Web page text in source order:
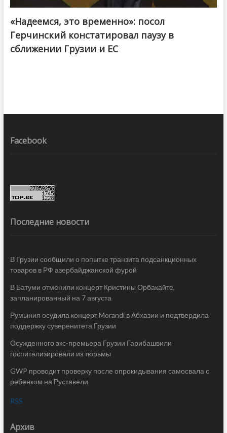
«Надеемся, это временно»: посол
Герчинский констатировал паузу в
сближении Грузии и ЕС
Facebook
Последние новости
В Грузии сообщили о попытке транзита подсанкционных
товаров в РФ азербайджанской фурой
В Батуми отменили концерт Кристины Орбакайте,
запланированный на 7 августа
Румыния осудила концерт Morandi в Абхазии и подтвердила
поддержку суверенитета Грузии
Осужденного экс-премьера Грузии Гарибашвили
госпитализировали из тюрьмы
GWP проводит проверку после опрокидывания самосвала с
ребенком на Руставели
RSS
Архив